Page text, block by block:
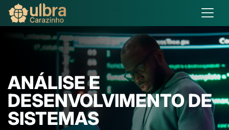
ANÁLISE E
DESENVOLVIMENTO DE
SISTEMAS